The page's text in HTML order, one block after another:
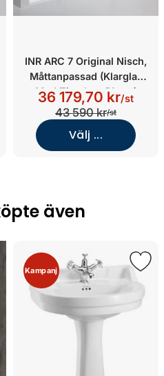
INR ARC 7 Original Nisch,
Måttanpassad (Klarglas
Med Timeless/Krom)
36 179,70 kr/st
43 590 kr/st
Välj ...
även
Kampanj